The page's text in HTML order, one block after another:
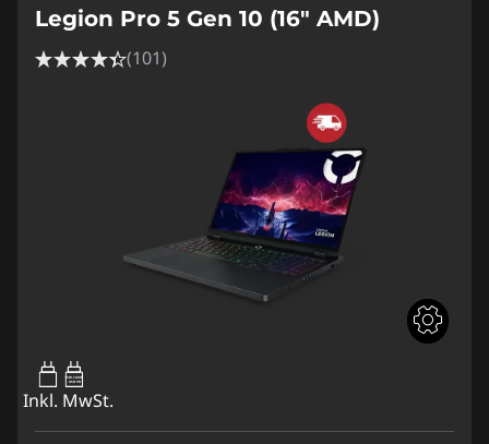
Legion Pro 5 Gen 10 (16" AMD)
(101)
65W-100W
USB PD
Inkl. MwSt.